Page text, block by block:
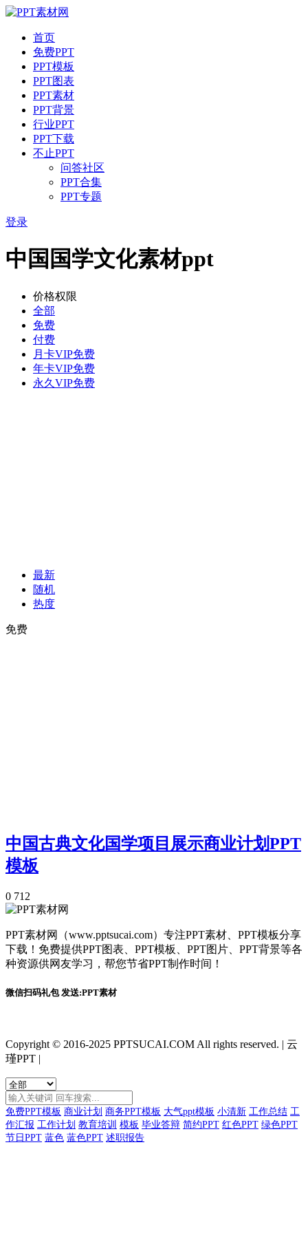
首页
免费PPT
PPT模板
PPT图表
PPT素材
PPT背景
行业PPT
PPT下载
不止PPT
问答社区
PPT合集
PPT专题
登录
中国国学文化素材ppt
价格权限
全部
免费
付费
月卡VIP免费
年卡VIP免费
永久VIP免费
最新
随机
热度
免费
中国古典文化国学项目展示商业计划PPT
模板
0 712
PPT素材网（www.pptsucai.com）专注PPT素材、PPT模板分享
下载！免费提供PPT图表、PPT模板、PPT图片、PPT背景等各
种资源供网友学习，帮您节省PPT制作时间！
微信扫码礼包 发送:PPT素材
Copyright © 2016-2025 PPTSUCAI.COM All rights reserved. | 云
瑾PPT |
免费PPT模板 商业计划 商务PPT模板 大气ppt模板 小清新 工作总结 工
作汇报 工作计划 教育培训 模板 毕业答辩 简约PPT 红色PPT 绿色PPT
节日PPT 蓝色 蓝色PPT 述职报告